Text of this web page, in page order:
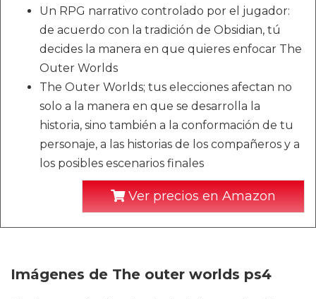
Un RPG narrativo controlado por el jugador:
de acuerdo con la tradición de Obsidian, tú
decides la manera en que quieres enfocar The
Outer Worlds
The Outer Worlds; tus elecciones afectan no
solo a la manera en que se desarrolla la
historia, sino también a la conformación de tu
personaje, a las historias de los compañeros y a
los posibles escenarios finales
Ver precios en Amazon
Imágenes de The outer worlds ps4